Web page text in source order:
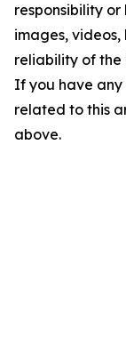
responsibility
images, videos,
reliability of the
If you have any
related to this
above.